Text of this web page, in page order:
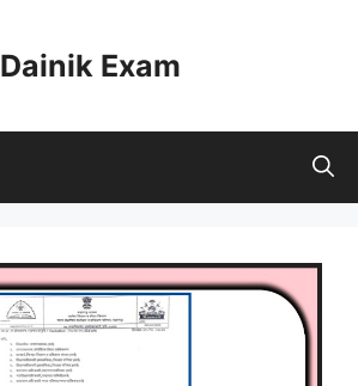
Dainik Exam